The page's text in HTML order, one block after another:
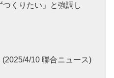
くりたい」と強調し
(2025/4/10 聯合ニュース)